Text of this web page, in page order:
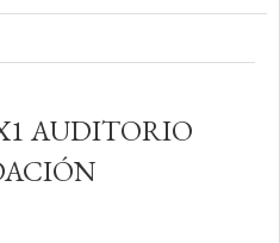
AUDITORIO